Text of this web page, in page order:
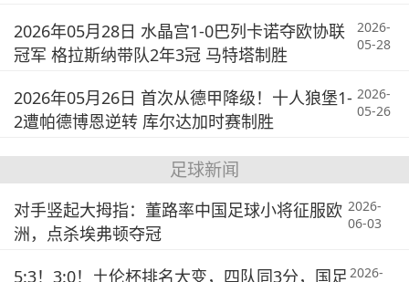
2026年05月28日 水晶宫1-0巴列卡诺夺欧协联
冠军 格拉斯纳带队2年3冠 马特塔制胜
2026-
05-28
2026年05月26日 首次从德甲降级！十人狼堡1-
2遭帕德博恩逆转 库尔达加时赛制胜
2026-
05-26
足球新闻
对手竖起大拇指：董路率中国足球小将征服欧
洲，点杀埃弗顿夺冠
2026-
06-03
5:3！3:0！土伦杯排名大变，四队同3分，国足 2026-